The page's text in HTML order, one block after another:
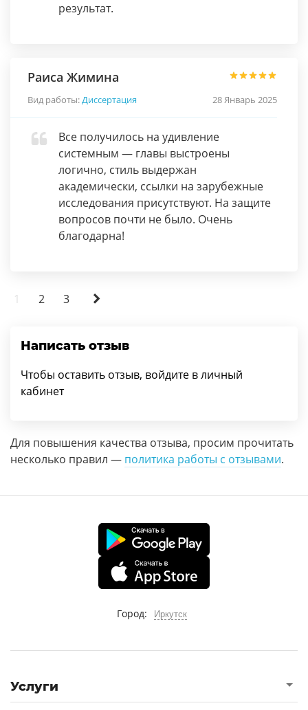
результат.
Раиса Жимина
Вид работы:Диссертация 28 Январь 2025
Все получилось на удивление
системным — главы выстроены
логично, стиль выдержан
академически, ссылки на зарубежные
исследования присутствуют. На защите
вопросов почти не было. Очень
благодарна!
1 2 3
Написать отзыв
Чтобы оставить отзыв, войдите в личный
кабинет
Для повышения качества отзыва, просим прочитать
несколько правил — политика работы с отзывами.
Город: Иркутск
Услуги